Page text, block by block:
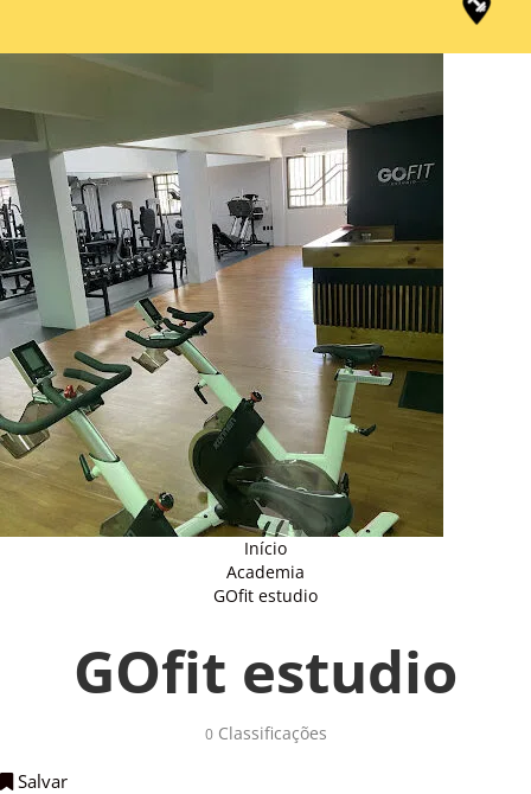
Início
Academia
GOfit estudio
GOfit estudio
0Classificações
Salvar